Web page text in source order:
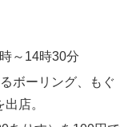
～14時30分
ボーリング、もぐ
店。